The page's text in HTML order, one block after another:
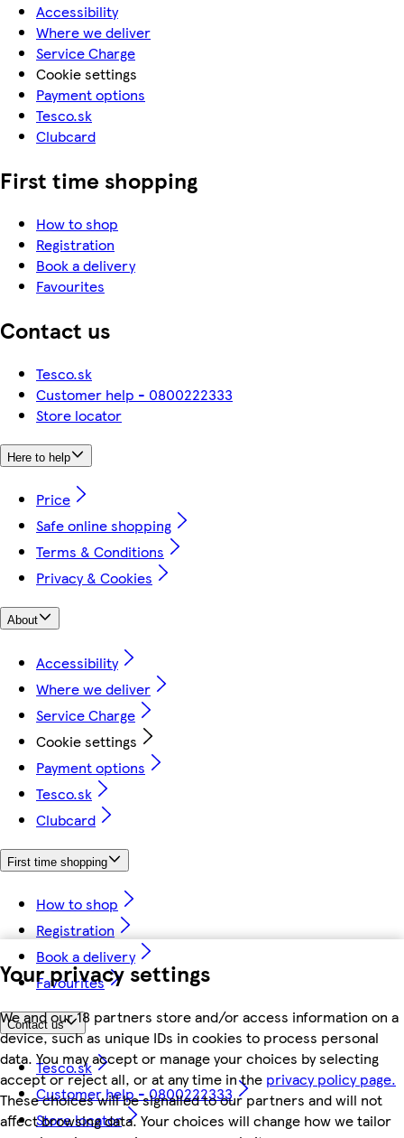
Your privacy settings
We and our 18 partners store and/or access information on a
device, such as unique IDs in cookies to process personal
data. You may accept or manage your choices by selecting
accept or reject all, or at any time in the privacy policy page.
These choices will be signalled to our partners and will not
affect browsing data. Your choices will change how we tailor
Accessibility
Where we deliver
Service Charge
Cookie settings
Payment options
Tesco.sk
Clubcard
First time shopping
How to shop
Registration
Book a delivery
Favourites
Contact us
Tesco.sk
Customer help - 0800222333
Store locator
Here to help
Price
Safe online shopping
Terms & Conditions
Privacy & Cookies
About
Accessibility
Where we deliver
Service Charge
Cookie settings
Payment options
Tesco.sk
Clubcard
First time shopping
How to shop
Registration
Book a delivery
Favourites
Contact us
Tesco.sk
Customer help - 0800222333
Store locator